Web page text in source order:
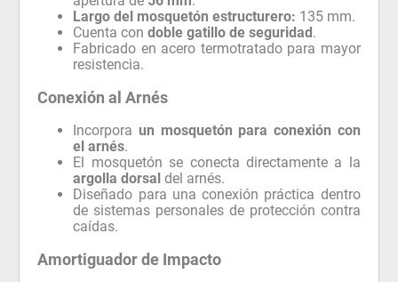
Largo del mosquetón estructurero: 135 mm.
Cuenta condoble gatillo de seguridad.
Fabricado en acero termotratado para mayor
resistencia.
Conexión al Arnés
Incorporaun mosquetón para conexión con
el arnés.
El mosquetón se conecta directamente a la
argolla dorsal del arnés.
Diseñado para una conexión práctica dentro
de sistemas personales de protección contra
caídas.
Amortiguador de Impacto